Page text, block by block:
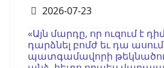
Details
2026-07-23
«Այն մարդը, որ ուզում է
դարձնել բոմժ եւ դա
պատգամավորի